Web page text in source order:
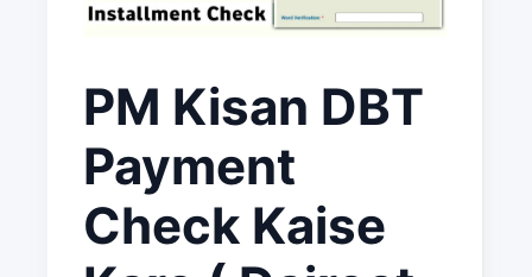
PM Kisan DBT
Payment
Check Kaise